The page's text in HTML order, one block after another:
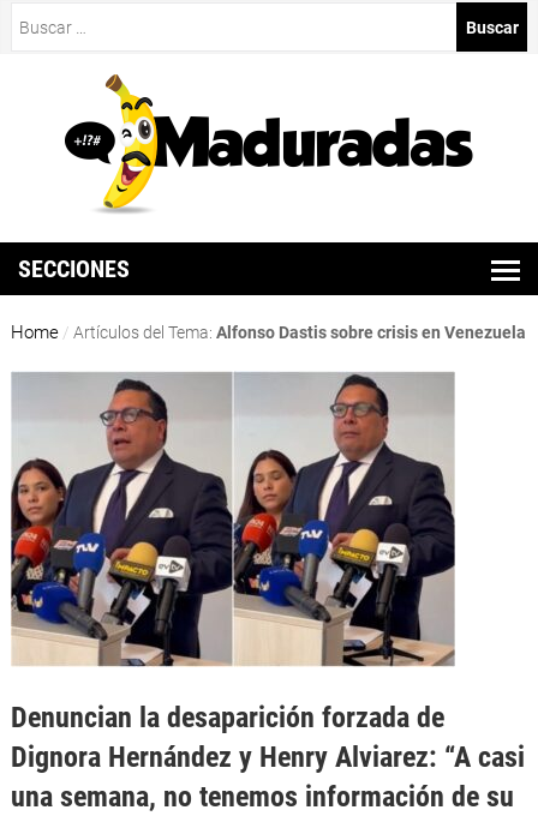
SECCIONES
Home / Artículos del Tema: Alfonso Dastis sobre crisis en Venezuela
Denuncian la desaparición forzada de
Dignora Hernández y Henry Alviarez: “A casi
una semana, no tenemos información de su